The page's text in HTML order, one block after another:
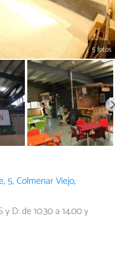
5 fotos
5, Colmenar Viejo,
y D: de 10.30 a 14.00 y